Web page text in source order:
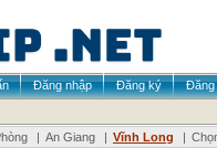
Đăng nhập Đăng ký
Đăng
| An Giang | Vĩnh Long |